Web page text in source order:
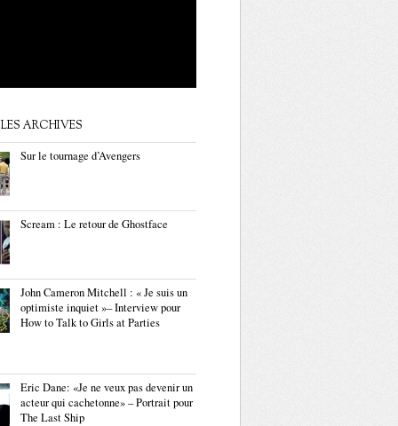
ARCHIVES
Sur le tournage d’Avengers
Scream : Le retour de Ghostface
John Cameron Mitchell : « Je suis un
optimiste inquiet »– Interview pour
How to Talk to Girls at Parties
Eric Dane: «Je ne veux pas devenir un
acteur qui cachetonne» – Portrait pour
The Last Ship